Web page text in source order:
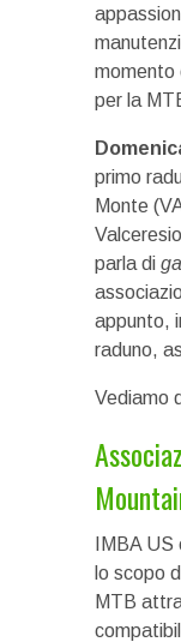
momento
per la
primo
Monte
parla di
appunto,
raduno,
Vediamo
IMBA
lo scopo
MTB